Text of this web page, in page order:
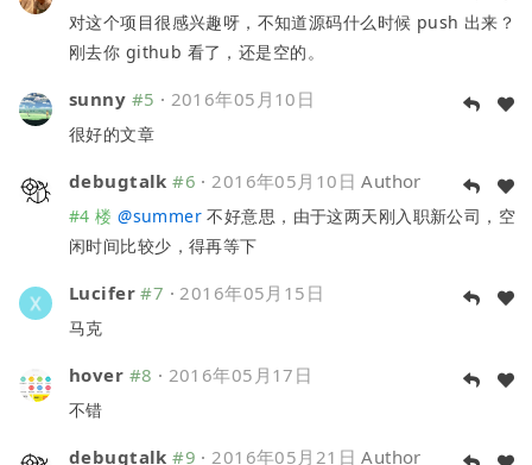
对这个项目很感兴趣呀，不知道源码什么时候 push 出来？
刚去你 github 看了，还是空的。
sunny #5 · 2016年05月10日
很好的文章
debugtalk #6 · 2016年05月10日 Author
#4 楼 @summer 不好意思，由于这两天刚入职新公司，空
闲时间比较少，得再等下
Lucifer #7 · 2016年05月15日
马克
hover #8 · 2016年05月17日
不错
debugtalk #9 · 2016年05月21日 Author